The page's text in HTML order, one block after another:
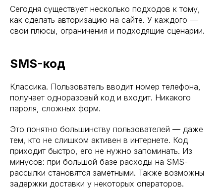
Сегодня существует несколько подходов к тому,
как сделать авторизацию на сайте. У каждого —
свои плюсы, ограничения и подходящие сценарии.
SMS-код
Классика. Пользователь вводит номер телефона,
получает одноразовый код и входит. Никакого
пароля, сложных форм.
Это понятно большинству пользователей — даже
тем, кто не слишком активен в интернете. Код
приходит быстро, его не нужно запоминать. Из
минусов: при большой базе расходы на SMS-
рассылки становятся заметными. Также возможны
задержки доставки у некоторых операторов.